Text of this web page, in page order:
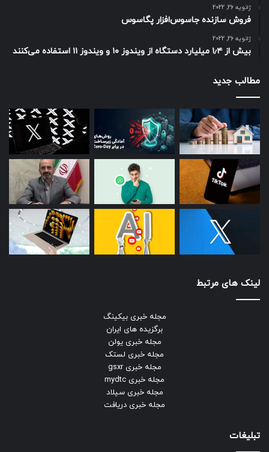
ژانویه 26, 2022
فروش سازنده جاسوس‌افزار پگاسوس
ژانویه 26, 2022
بیش از ۱٫۴ میلیارد دستگاه از ویندوز ۱۰ و ویندوز ۱۱ استفاده می‌کنند
مطالب جدید
لینک های مرتبط
مجله خبری بیکینگ
برگزیده های ایران
مجله خبری یولن
مجله خبری لستک
مجله خبری gsxr
مجله خبری mydtc
مجله خبری سیلاد
مجله خبری دریافت
تبلیغات